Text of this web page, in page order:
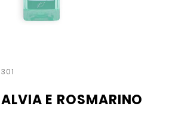
E ROSMARINO